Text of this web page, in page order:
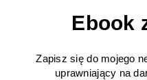
Ebook
Zapisz się do mojego
uprawniający na